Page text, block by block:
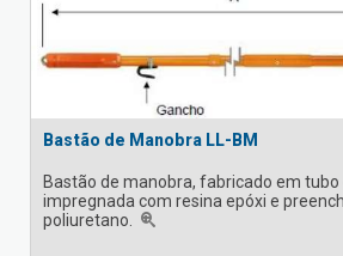
Bastão de Manobra LL-BM
Bastão de manobra, fabricado em tubo
impregnada com resina epóxi e
poliuretano.